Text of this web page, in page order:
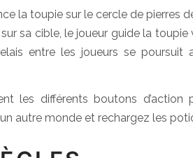
la toupie sur le cercle de pierres
sa cible, le joueur guide la
entre les joueurs se poursuit
les différents boutons
autre monde et rechargez les